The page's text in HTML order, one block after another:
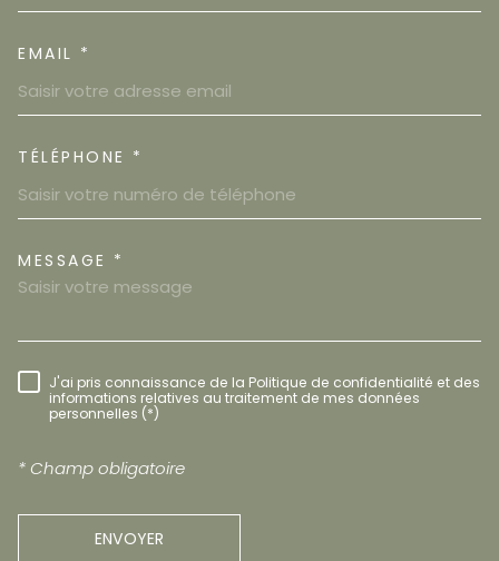
EMAIL *
TÉLÉPHONE *
MESSAGE *
RÈGLEMENTATION
J'ai pris connaissance de la Politique de confidentialité et des
informations relatives au traitement de mes données
personnelles (*)
* Champ obligatoire
ENVOYER